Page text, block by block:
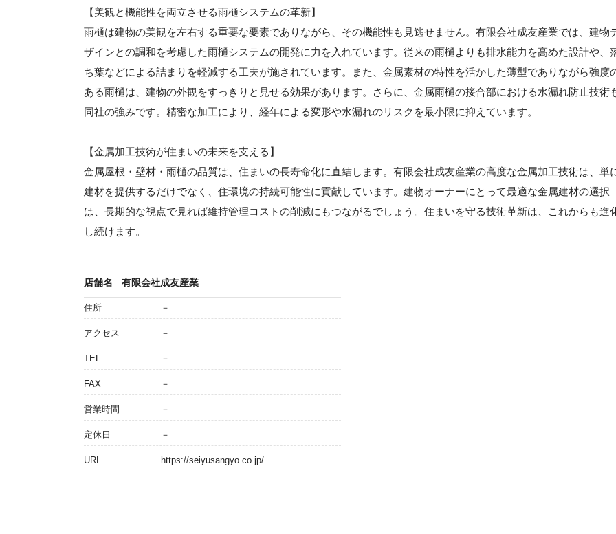
【美観と機能性を両立させる雨樋システムの革新】
雨樋は建物の美観を左右する重要な要素でありながら、その機能性も見逃せません。有限会社成友産業では、建物
ザインとの調和を考慮した雨樋システムの開発に力を入れています。従来の雨樋よりも排水能力を高めた設計や、
ち葉などによる詰まりを軽減する工夫が施されています。また、金属素材の特性を活かした薄型でありながら強度
ある雨樋は、建物の外観をすっきりと見せる効果があります。さらに、金属雨樋の接合部における水漏れ防止技術
同社の強みです。精密な加工により、経年による変形や水漏れのリスクを最小限に抑えています。
【金属加工技術が住まいの未来を支える】
金属屋根・壁材・雨樋の品質は、住まいの長寿命化に直結します。有限会社成友産業の高度な金属加工技術は、単
建材を提供するだけでなく、住環境の持続可能性に貢献しています。建物オーナーにとって最適な金属建材の選択
は、長期的な視点で見れば維持管理コストの削減にもつながるでしょう。住まいを守る技術革新は、これからも進
し続けます。
店舗名 有限会社成友産業
住所 －
アクセス －
TEL －
FAX －
営業時間 －
定休日 －
URL https://seiyusangyo.co.jp/